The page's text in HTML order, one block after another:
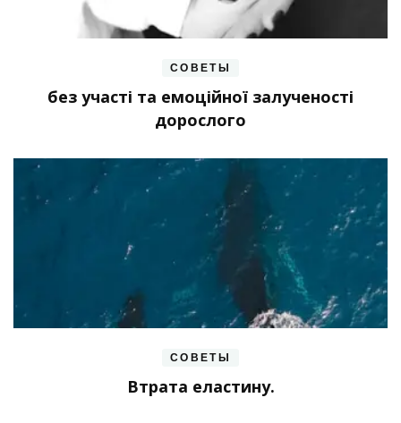
СОВЕТЫ
без участі та емоційної залученості
дорослого
СОВЕТЫ
Втрата еластину.